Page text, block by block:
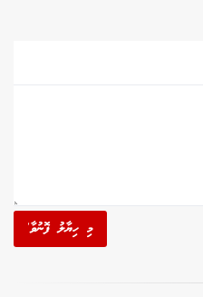
މި ހިޔާލު ފޮނުވާ'